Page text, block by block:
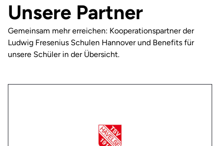
Unsere Partner
Gemeinsam mehr erreichen: Kooperationspartner der
Ludwig Fresenius Schulen Hannover und Benefits für
unsere Schüler in der Übersicht.